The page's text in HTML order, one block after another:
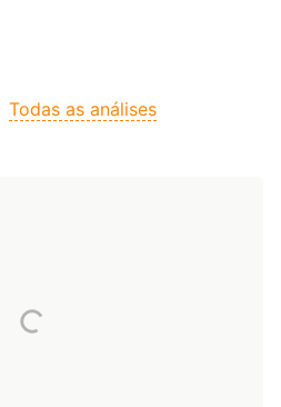
Todas as análises